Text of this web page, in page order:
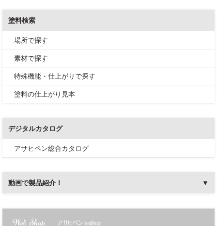
塗料検索
場所で探す
素材で探す
特殊機能・仕上がりで探す
塗料の仕上がり見本
デジタルカタログ
アサヒペン総合カタログ
動画で製品紹介！